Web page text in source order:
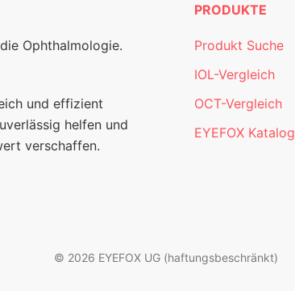
Ophthalmologie.
und effizient
helfen und
verschaffen.
PRODUKTE
Produkt Suche
IOL-Vergleich
OCT-Vergleich
EYEFOX Katalog
© 2026 EYEFOX UG (haftungsbeschränkt)